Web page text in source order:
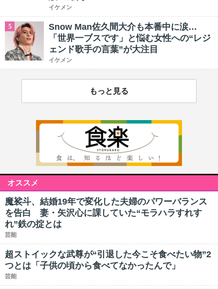
イケメン
5
Snow Man佐久間大介も本番中に涙…
「世界一ブスです」と悩む女性への“レジ
ェンド歌手の言葉”が大注目
イケメン
もっと見る
オススメ
魔裟斗、結婚19年で変化した夫婦のパワーバランス
を告白 妻・矢沢心に課していた“モラハラすれす
れ”鉄の掟とは
芸能
超ストイックな武尊が“引退した今こそ食べたい物”2
つとは「子供の頃から食べてなかったんで」
芸能